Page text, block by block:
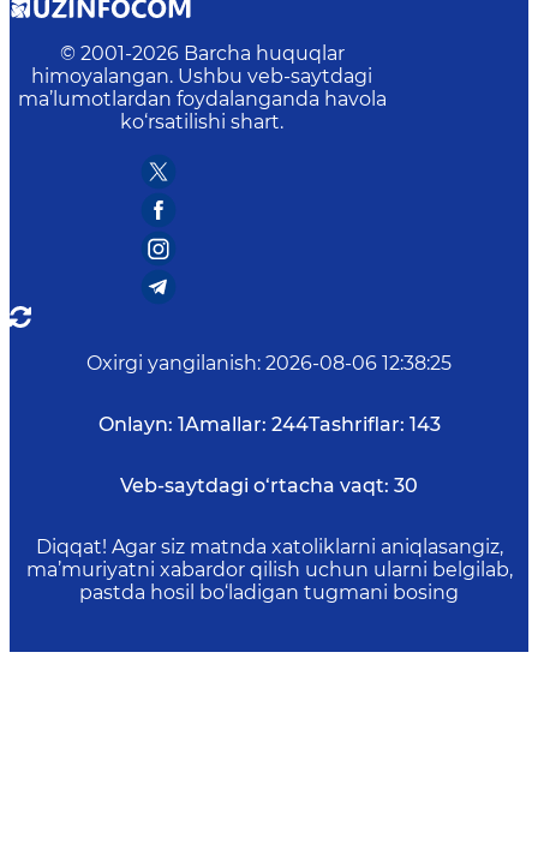
© 2001-2026 Barcha huquqlar
himoyalangan. Ushbu veb-saytdagi
ma’lumotlardan foydalanganda havola
ko‘rsatilishi shart.
Oxirgi yangilanish: 2026-08-06 12:38:25
Onlayn: 1Amallar: 244Tashriflar: 143
Veb-saytdagi o‘rtacha vaqt: 30
Diqqat! Agar siz matnda xatoliklarni aniqlasangiz,
ma’muriyatni xabardor qilish uchun ularni belgilab,
pastda hosil bo‘ladigan tugmani bosing